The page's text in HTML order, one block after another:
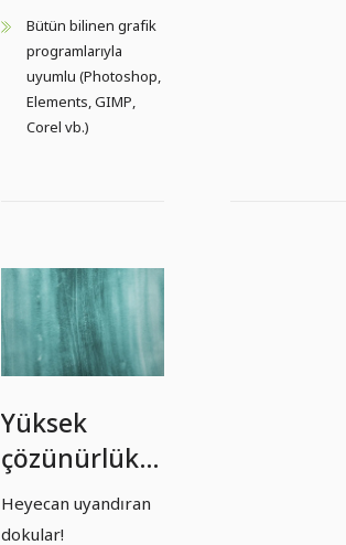
Bütün bilinen grafik
programlarıyla
uyumlu (Photoshop,
Elements, GIMP,
Corel vb.)
Yüksek
çözünürlüklü
dokular:
Suluboya -
Heyecan uyandıran
dokular!